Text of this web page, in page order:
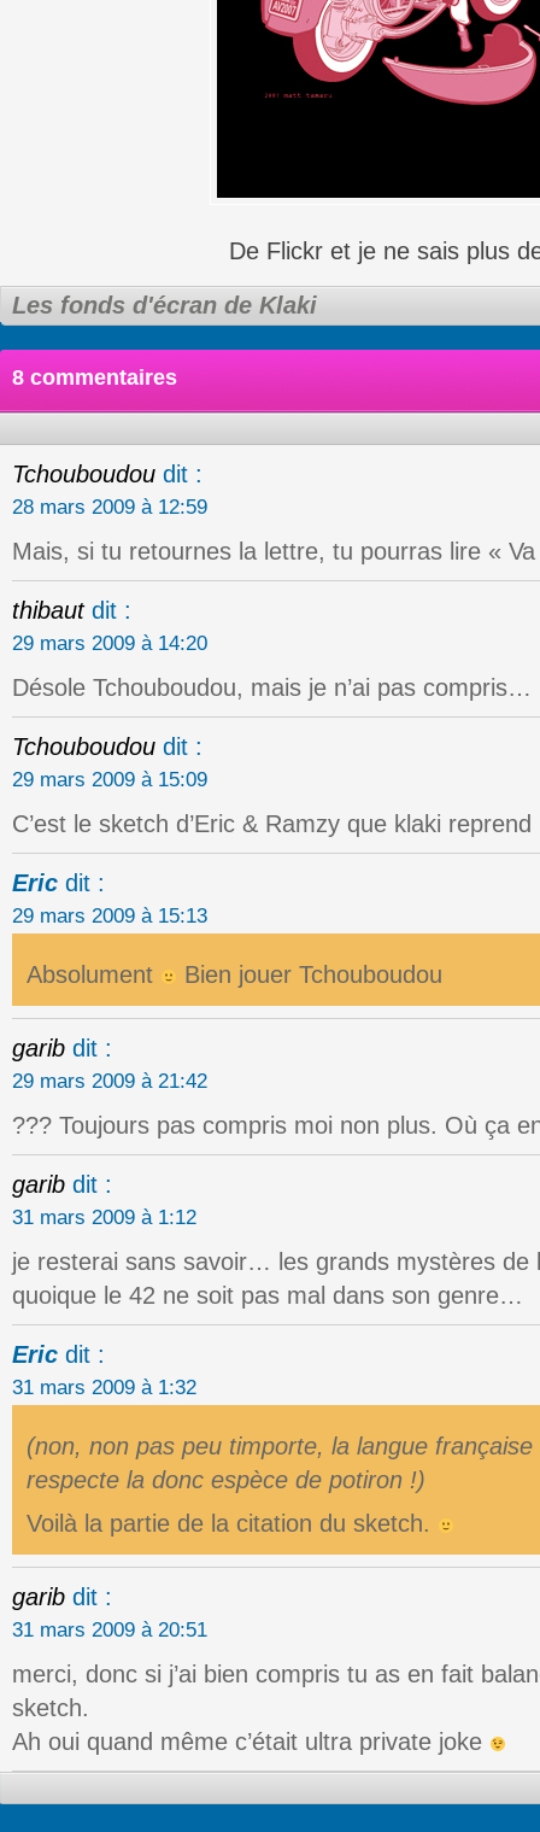
De Flickr et je ne sais plus
Les fonds d'écran de Klaki
8 commentaires
Tchouboudou dit :
28 mars 2009 à 12:59
Mais, si tu retournes la lettre, tu pourras lire «
thibaut dit :
29 mars 2009 à 14:20
Désole Tchouboudou, mais je n’ai pas compris…
Tchouboudou dit :
29 mars 2009 à 15:09
C’est le sketch d’Eric & Ramzy que klaki
Eric dit :
29 mars 2009 à 15:13
Absolument Bien jouer Tchouboudou
garib dit :
29 mars 2009 à 21:42
??? Toujours pas compris moi non plus. Où ça
garib dit :
31 mars 2009 à 1:12
je resterai sans savoir… les grands mystères de
quoique le 42 ne soit pas mal dans son genre…
Eric dit :
31 mars 2009 à 1:32
(non, non pas peu timporte, la langue
respecte la donc espèce de potiron !)
Voilà la partie de la citation du sketch.
garib dit :
31 mars 2009 à 20:51
merci, donc si j’ai bien compris tu as en fait
sketch.
Ah oui quand même c’était ultra private joke